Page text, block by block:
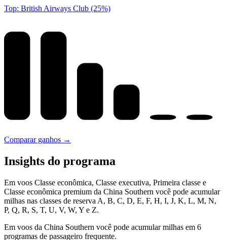
Top: British Airways Club (25%)
Comparar ganhos →
Insights do programa
Em voos Classe econômica, Classe executiva, Primeira classe e
Classe econômica premium da China Southern você pode acumular
milhas nas classes de reserva A, B, C, D, E, F, H, I, J, K, L, M, N,
P, Q, R, S, T, U, V, W, Y e Z.
Em voos da China Southern você pode acumular milhas em 6
programas de passageiro frequente.